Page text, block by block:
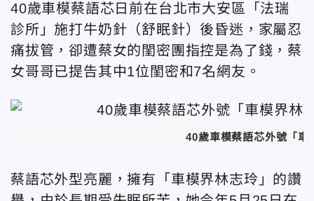
40歲車模蔡語芯日前在台北市大安區「法瑞
診所」施打牛奶針（舒眠針）後昏迷，家屬忍
痛拔管，卻遭蔡女的閨密團指控是為了錢，蔡
女哥哥已提告其中1位閨密和7名網友。
40歲車模蔡語芯外號「
蔡語芯外型亮麗，擁有「車模界林志玲」的讚